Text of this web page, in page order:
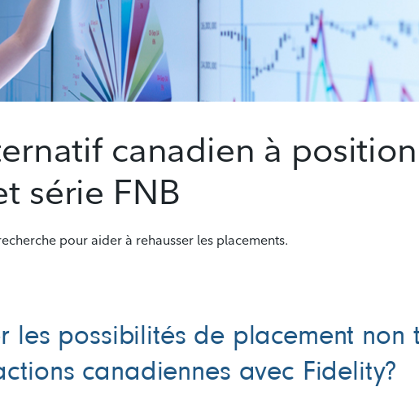
canadien à
série FNB
pour aider à rehausser les placements.
les possibilités de placement
canadiennes avec Fidelity?